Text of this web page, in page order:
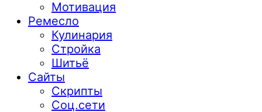
Мотивация
Ремесло
Кулинария
Стройка
Шитьё
Сайты
Скрипты
Соц.сети